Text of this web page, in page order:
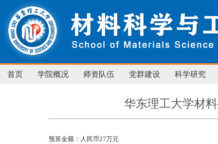
首页 学院概况 师资队伍 党群建设 科学研究
华东理工大学材
预算金额：人民币27万元